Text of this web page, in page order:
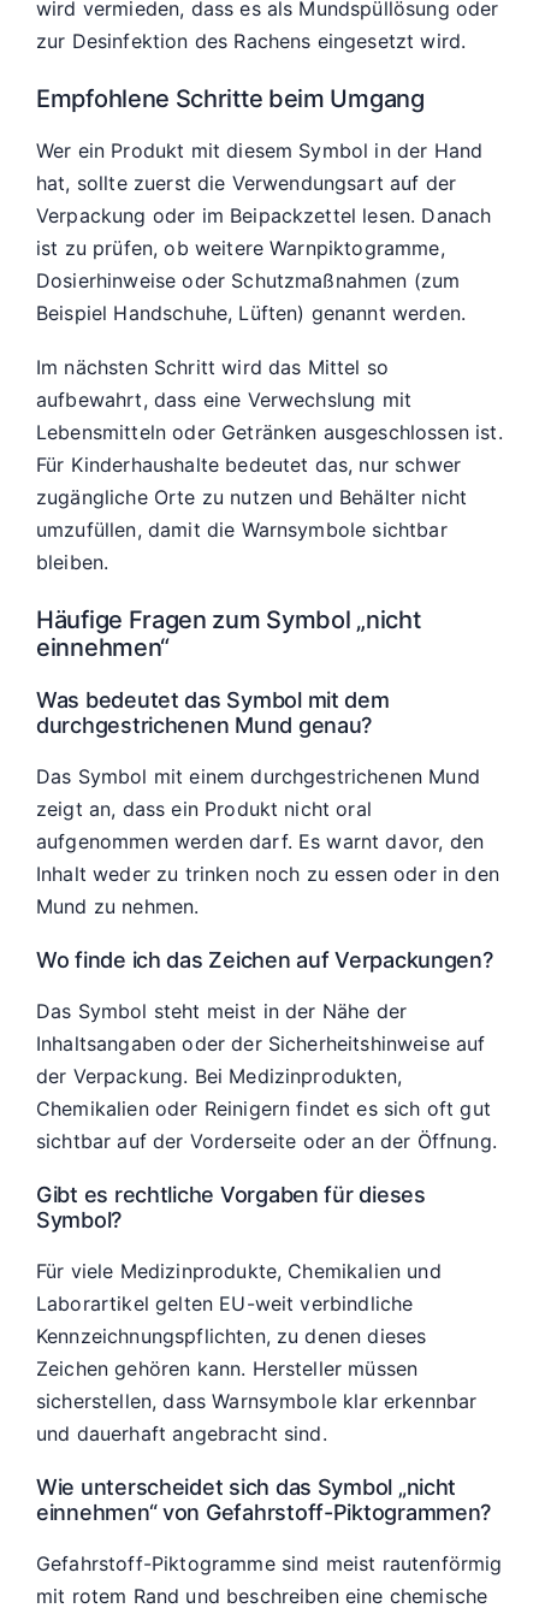
wird vermieden, dass es als Mundspüllösung oder
zur Desinfektion des Rachens eingesetzt wird.
Empfohlene Schritte beim Umgang
Wer ein Produkt mit diesem Symbol in der Hand
hat, sollte zuerst die Verwendungsart auf der
Verpackung oder im Beipackzettel lesen. Danach
ist zu prüfen, ob weitere Warnpiktogramme,
Dosierhinweise oder Schutzmaßnahmen (zum
Beispiel Handschuhe, Lüften) genannt werden.
Im nächsten Schritt wird das Mittel so
aufbewahrt, dass eine Verwechslung mit
Lebensmitteln oder Getränken ausgeschlossen ist.
Für Kinderhaushalte bedeutet das, nur schwer
zugängliche Orte zu nutzen und Behälter nicht
umzufüllen, damit die Warnsymbole sichtbar
bleiben.
Häufige Fragen zum Symbol „nicht
einnehmen“
Was bedeutet das Symbol mit dem
durchgestrichenen Mund genau?
Das Symbol mit einem durchgestrichenen Mund
zeigt an, dass ein Produkt nicht oral
aufgenommen werden darf. Es warnt davor, den
Inhalt weder zu trinken noch zu essen oder in den
Mund zu nehmen.
Wo finde ich das Zeichen auf Verpackungen?
Das Symbol steht meist in der Nähe der
Inhaltsangaben oder der Sicherheitshinweise auf
der Verpackung. Bei Medizinprodukten,
Chemikalien oder Reinigern findet es sich oft gut
sichtbar auf der Vorderseite oder an der Öffnung.
Gibt es rechtliche Vorgaben für dieses
Symbol?
Für viele Medizinprodukte, Chemikalien und
Laborartikel gelten EU-weit verbindliche
Kennzeichnungspflichten, zu denen dieses
Zeichen gehören kann. Hersteller müssen
sicherstellen, dass Warnsymbole klar erkennbar
und dauerhaft angebracht sind.
Wie unterscheidet sich das Symbol „nicht
einnehmen“ von Gefahrstoff-Piktogrammen?
Gefahrstoff-Piktogramme sind meist rautenförmig
mit rotem Rand und beschreiben eine chemische